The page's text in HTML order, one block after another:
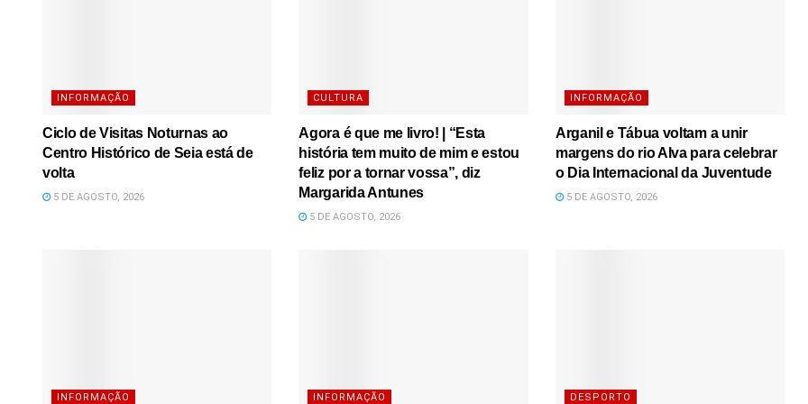
INFORMAÇÃO
Ciclo de Visitas Noturnas ao
Centro Histórico de Seia está de
volta
5 DE AGOSTO, 2026
CULTURA
Agora é que me livro! | “Esta
história tem muito de mim e estou
feliz por a tornar vossa”, diz
Margarida Antunes
5 DE AGOSTO, 2026
INFORMAÇÃO
Arganil e Tábua voltam a unir
margens do rio Alva para celebrar
o Dia Internacional da Juventude
5 DE AGOSTO, 2026
INFORMAÇÃO INFORMAÇÃO DESPORTO